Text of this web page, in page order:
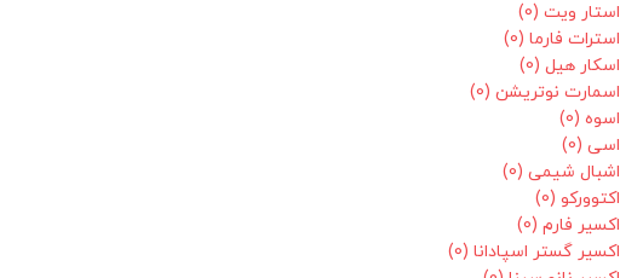
استار ویت (0)
استرات فارما (0)
اسکار هیل (0)
اسمارت نوتریشن (0)
اسوه (0)
اسی (0)
اشبال شیمی (0)
اکتوورکو (0)
اکسیر فارم (0)
اکسیر گستر اسپادانا (0)